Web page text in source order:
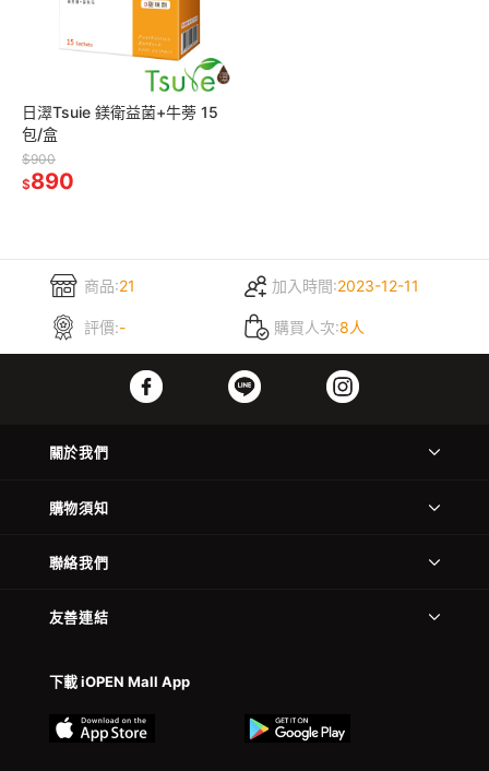
日濢Tsuie 鎂衛益菌+牛蒡 15
包/盒
$900
$890
商品:21 加入時間:2023-12-11
評價:- 購買人次:8人
關於我們
購物須知
聯絡我們
友善連結
下載 iOPEN Mall App